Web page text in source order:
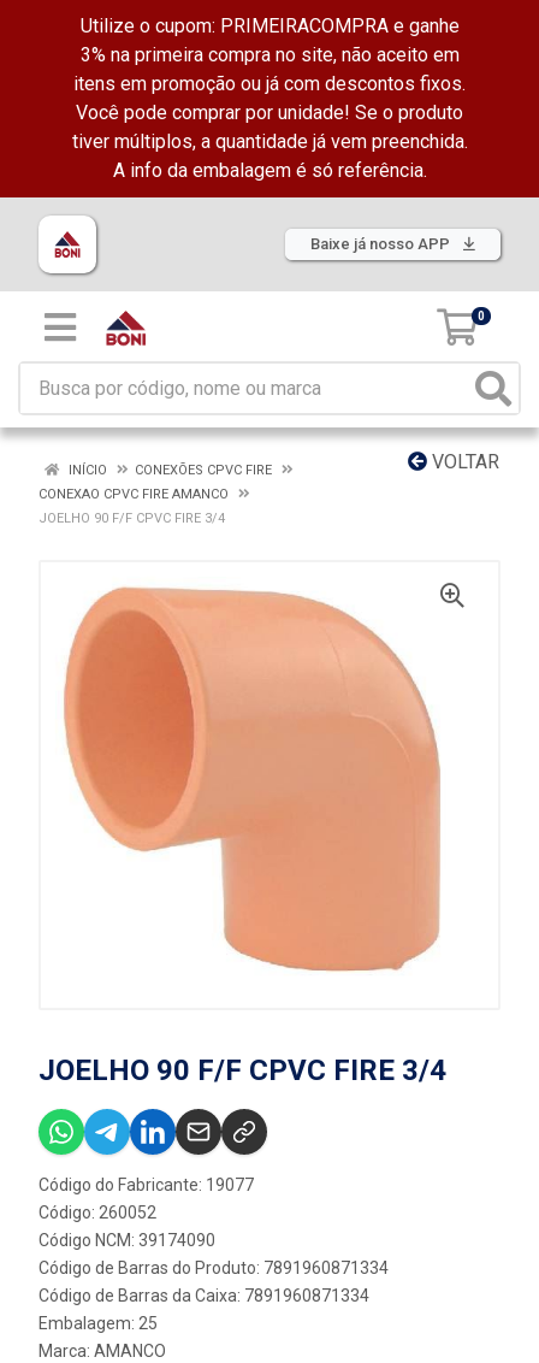
Utilize o cupom: PRIMEIRACOMPRA e ganhe
3% na primeira compra no site, não aceito em
itens em promoção ou já com descontos fixos.
Você pode comprar por unidade! Se o produto
tiver múltiplos, a quantidade já vem preenchida.
A info da embalagem é só referência.
Baixe já nosso APP
0
VOLTAR
INÍCIO
CONEXÕES CPVC FIRE
CONEXAO CPVC FIRE AMANCO
JOELHO 90 F/F CPVC FIRE 3/4
JOELHO 90 F/F CPVC FIRE 3/4
Código do Fabricante: 19077
Código: 260052
Código NCM: 39174090
Código de Barras do Produto: 7891960871334
Código de Barras da Caixa: 7891960871334
Embalagem: 25
Marca: AMANCO